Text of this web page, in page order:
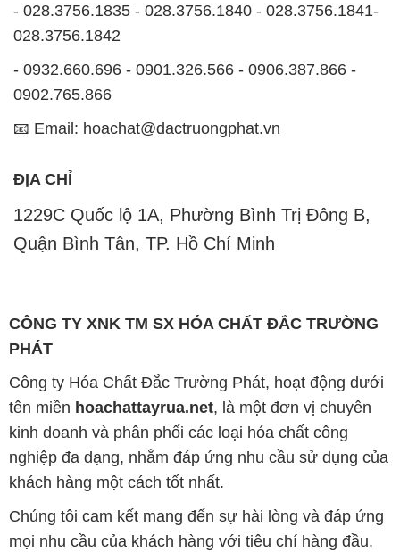
- 028.3756.1835 - 028.3756.1840 - 028.3756.1841-
028.3756.1842
- 0932.660.696 - 0901.326.566 - 0906.387.866 -
0902.765.866
📧 Email: hoachat@dactruongphat.vn
ĐỊA CHỈ
1229C Quốc lộ 1A, Phường Bình Trị Đông B,
Quận Bình Tân, TP. Hồ Chí Minh
CÔNG TY XNK TM SX HÓA CHẤT ĐẮC TRƯỜNG
PHÁT
Công ty Hóa Chất Đắc Trường Phát, hoạt động dưới
tên miền hoachattayrua.net, là một đơn vị chuyên
kinh doanh và phân phối các loại hóa chất công
nghiệp đa dạng, nhằm đáp ứng nhu cầu sử dụng của
khách hàng một cách tốt nhất.
Chúng tôi cam kết mang đến sự hài lòng và đáp ứng
mọi nhu cầu của khách hàng với tiêu chí hàng đầu.